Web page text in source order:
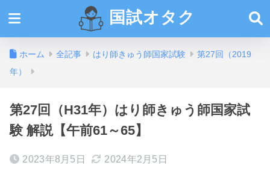
国試オタク
ホーム 全記事 はり師きゅう師国家試験
第27回（2019
年）
第27回（H31年）はり師きゅう師国家試
験 解説【午前61～65】
2023年8月5日 2024年2月5日